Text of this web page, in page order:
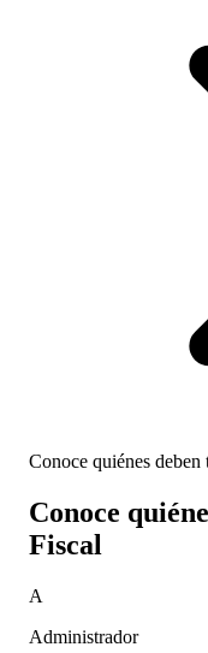
Conoce quiénes
Conoce
Fiscal
A
Administrador